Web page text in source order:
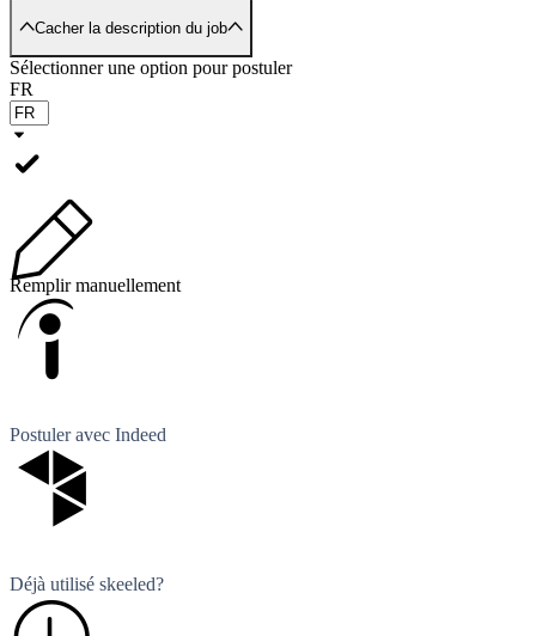
Cacher la description du job
Sélectionner une option pour postuler
FR
Remplir manuellement
Postuler avec Indeed
Déjà utilisé skeeled?